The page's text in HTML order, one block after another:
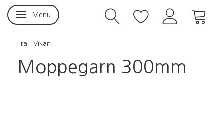
Skifte navigation
Menu
Fra: Vikan
Moppegarn 300mm